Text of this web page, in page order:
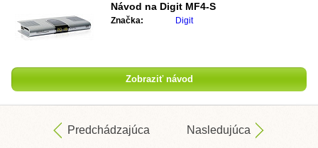
Návod na Digit MF4-S
Značka: Digit
Zobraziť návod
Predchádzajúca Nasledujúca